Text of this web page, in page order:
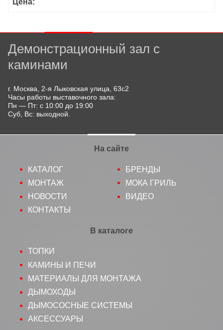
Цена:
Демонстрационный зал с
каминами
г. Москва, 2-я Лыковская улица, 63с2
Часы работы выставочного зала:
Пн — Пт: с 10:00 до 19:00
Суб, Вс: выходной.
На сайте
КАТАЛОГ
БРЕНДЫ
МОНТАЖ
МОКА ГРИЛЬ
НОВОСТИ
ВИДЕО
КОНТАКТЫ
В каталоге
ТОПКИ
КАМИНЫ И ПЕЧИ
МАТЕРИАЛЫ ДЛЯ МОНТАЖА
ДЫМОХОДЫ
ДЫМОСОСНЫЕ СИСТЕМЫ
АКСЕССУАРЫ